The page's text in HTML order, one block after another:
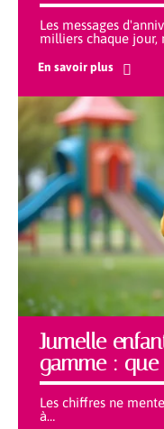
Les messages
milliers chaque jour,
En savoir plus
Jumelle
gamme :
Les chiffres ne
à…